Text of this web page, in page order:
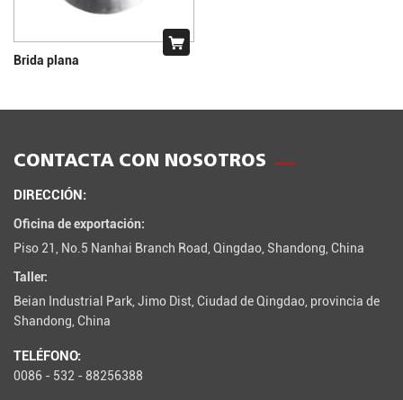
Brida plana
CONTACTA CON NOSOTROS
DIRECCIÓN:
Oficina de exportación:
Piso 21, No.5 Nanhai Branch Road, Qingdao, Shandong, China
Taller:
Beian Industrial Park, Jimo Dist, Ciudad de Qingdao, provincia de
Shandong, China
TELÉFONO:
0086 - 532 - 88256388